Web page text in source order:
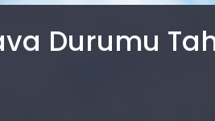
Durumu